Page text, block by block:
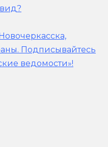
Подписывайтесь
ведомости»!